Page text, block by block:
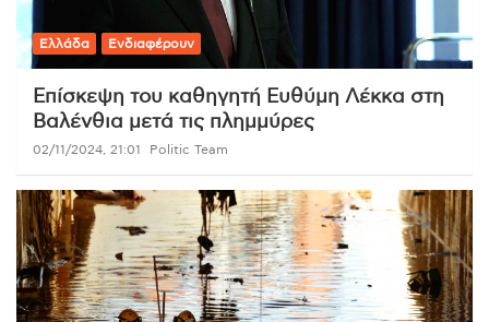
Ελλάδα Ενδιαφέρουν
Επίσκεψη του καθηγητή Ευθύμη Λέκκα στη
Βαλένθια μετά τις πλημμύρες
02/11/2024, 21:01 Politic Team